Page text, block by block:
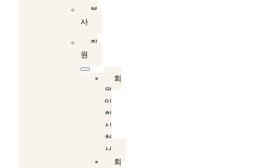
봉
사
회
원
회
원
입
회
신
청
서
회